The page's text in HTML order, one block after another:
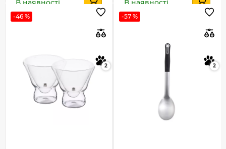
В наявності В наявності
-46 %
2
-57 %
2